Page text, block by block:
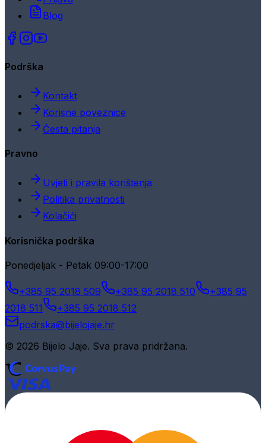
Blog
Podrška
Kontakt
Korisne poveznice
Česta pitanja
Pravno
Uvjeti i pravila korištenja
Politika privatnosti
Kolačići
Korisnička podrška
Ponedjeljak - Petak 09:00-17:00
+385 95 2018 509 +385 95 2018 510
+385 95
2018 511
+385 95 2018 512
podrska@bijelojaje.hr
© 2026 Bijelo Jaje. Sva prava pridržana.